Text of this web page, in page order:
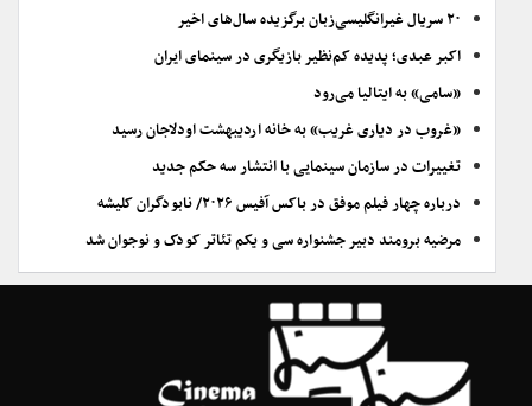
۲۰ سریال غیرانگلیسی‌زبان برگزیده سال‌های اخیر
اکبر عبدی؛ پدیده کم‌نظیر بازیگری در سینمای ایران
«سامی» به ایتالیا می‌رود
«غروب در دیاری غریب» به خانه اردیبهشت اودلاجان رسید
تغییرات در سازمان سینمایی با انتشار سه حکم جدید
درباره چهار فیلم موفق در باکس آفیس ۲۰۲۶/ نابودگران کلیشه
مرضیه برومند دبیر جشنواره سی و یکم تئاتر کودک و نوجوان شد